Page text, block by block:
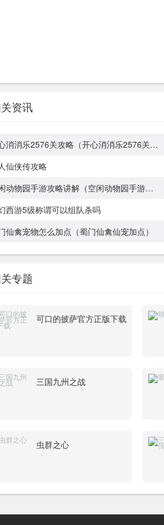
资讯
开心消消乐2576关攻略（开心消消乐2576关视频）
仙侠传攻略
空闲动物园手游攻略讲解（空闲动物园手游攻略讲解图）
西游5级称谓可以组队杀吗
仙禽宠物怎么加点（蜀门仙禽仙宠加点）
专题
可口的披萨官方正版下载
三国九州之战
虫群之心